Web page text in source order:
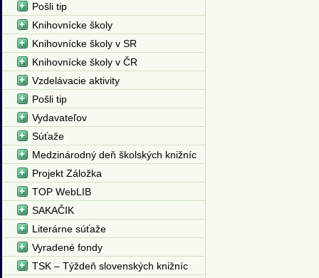
Pošli tip
Knihovnícke školy
Knihovnícke školy v SR
Knihovnícke školy v ČR
Vzdelávacie aktivity
Pošli tip
Vydavateľov
Súťaže
Medzinárodný deň školských knižníc
Projekt Záložka
TOP WebLIB
SAKAČIK
Literárne súťaže
Vyradené fondy
TSK – Týždeň slovenských knižníc